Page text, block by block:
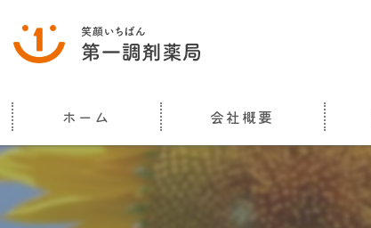
ホーム 会社概要